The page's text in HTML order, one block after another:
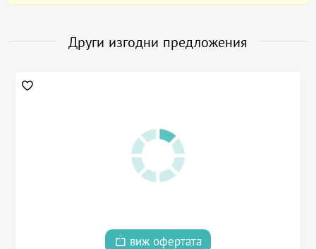
Други изгодни предложения
виж офертата